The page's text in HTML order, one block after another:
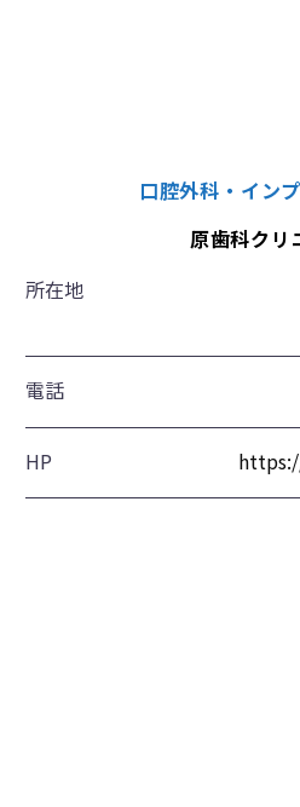
口腔外科・イン
原歯科クリ
所在地
電話
HP